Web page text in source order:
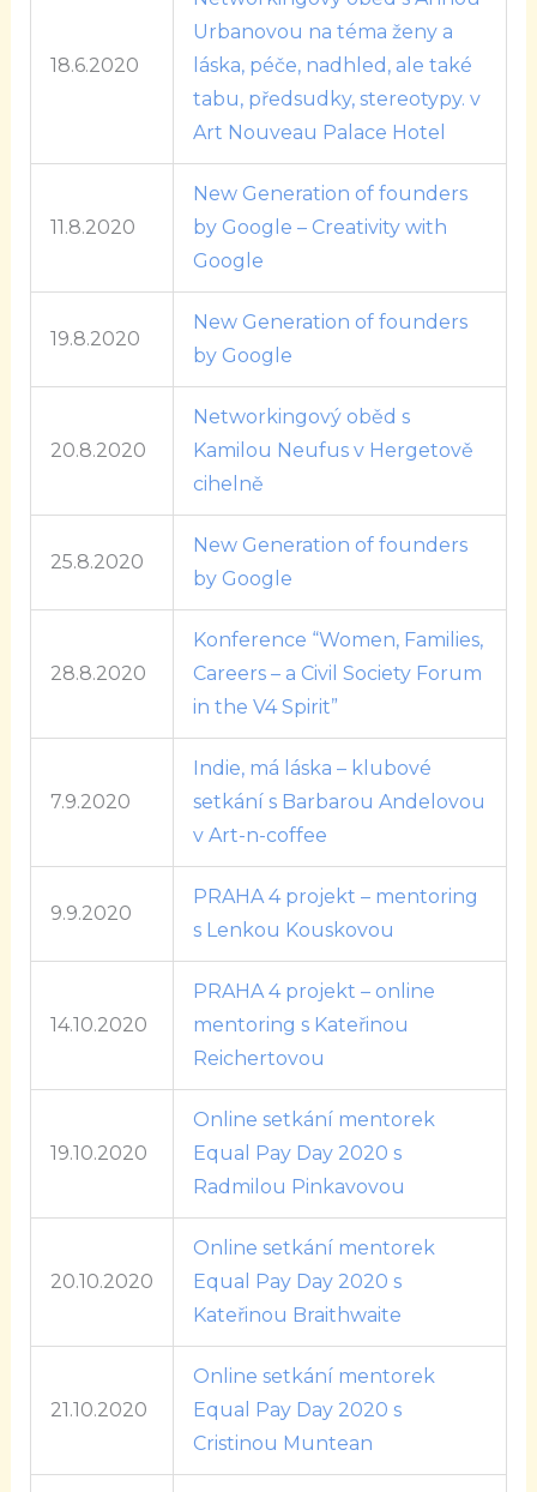
18.6.2020
Urbanovou na téma ženy a
láska, péče, nadhled, ale také
tabu, předsudky, stereotypy. v
Art Nouveau Palace Hotel
11.8.2020
New Generation of founders
by Google – Creativity with
Google
19.8.2020
New Generation of founders
by Google
20.8.2020
Networkingový oběd s
Kamilou Neufus v Hergetově
cihelně
25.8.2020
New Generation of founders
by Google
28.8.2020
Konference “Women, Families,
Careers – a Civil Society Forum
in the V4 Spirit”
7.9.2020
Indie, má láska – klubové
setkání s Barbarou Andelovou
v Art-n-coffee
9.9.2020
PRAHA 4 projekt – mentoring
s Lenkou Kouskovou
14.10.2020
PRAHA 4 projekt – online
mentoring s Kateřinou
Reichertovou
19.10.2020
Online setkání mentorek
Equal Pay Day 2020 s
Radmilou Pinkavovou
20.10.2020
Online setkání mentorek
Equal Pay Day 2020 s
Kateřinou Braithwaite
21.10.2020
Online setkání mentorek
Equal Pay Day 2020 s
Cristinou Muntean